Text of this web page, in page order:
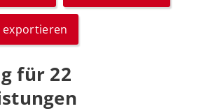
für 22